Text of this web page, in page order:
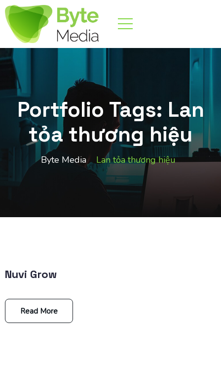
Portfolio Tags: Lan
tỏa thương hiệu
Byte Media Lan tỏa thương hiệu
Nuvi Grow
Read More